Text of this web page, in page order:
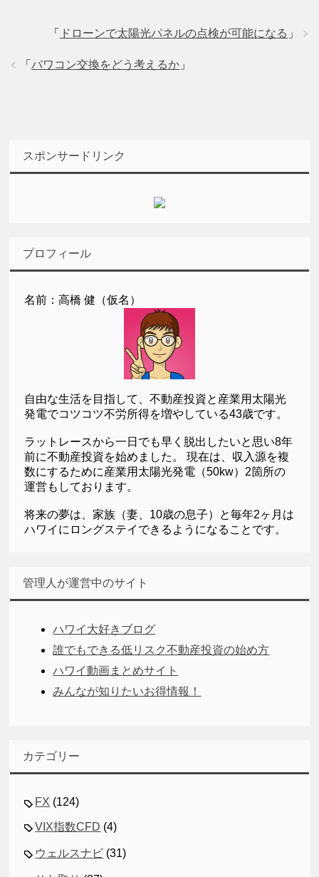
「 ドローンで太陽光パネルの点検が可能になる 」
「 パワコン交換をどう考えるか 」
スポンサードリンク
プロフィール
名前：高橋 健（仮名）
自由な生活を目指して、不動産投資と産業用太陽光
発電でコツコツ不労所得を増やしている43歳です。
ラットレースから一日でも早く脱出したいと思い8年
前に不動産投資を始めました。 現在は、収入源を複
数にするために産業用太陽光発電（50kw）2箇所の
運営もしております。
将来の夢は、家族（妻、10歳の息子）と毎年2ヶ月は
ハワイにロングステイできるようになることです。
管理人が運営中のサイト
ハワイ大好きブログ
誰でもできる低リスク不動産投資の始め方
ハワイ動画まとめサイト
みんなが知りたいお得情報！
カテゴリー
FX (124)
VIX指数CFD (4)
ウェルスナビ (31)